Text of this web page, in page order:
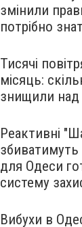
змінили
потрібно
Тисячі
місяць:
знищили
Реактивні
для Одеси
систему
Вибухи в